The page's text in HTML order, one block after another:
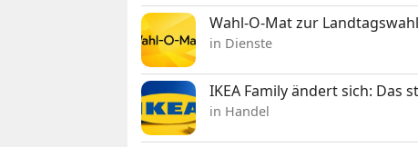
Wahl-O-Mat zur
in Dienste
IKEA Family ändert sich: Das
in Handel